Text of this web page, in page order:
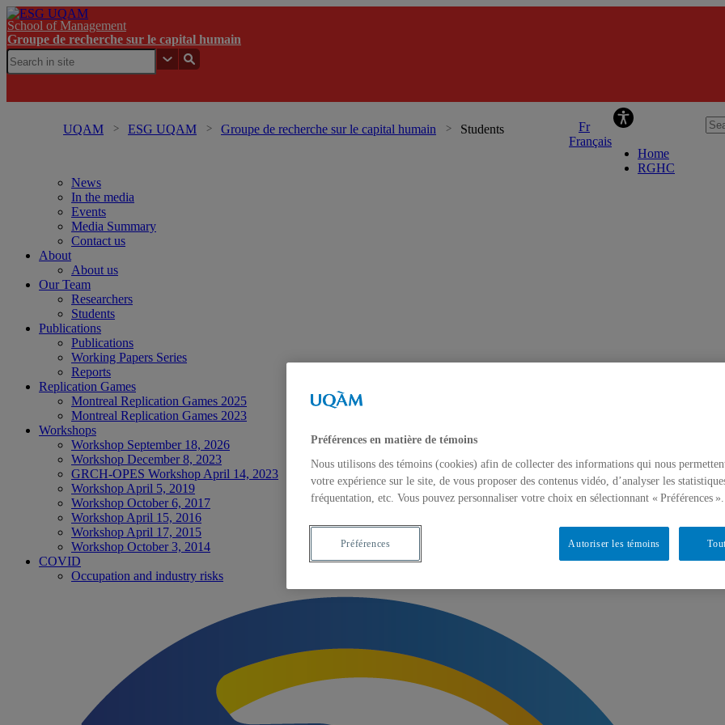
School of Management
Groupe de recherche sur le capital humain
UQAM ESG UQAM Groupe de recherche sur le capital humain Students
Français
Home
RGHC
News
In the media
Events
Media Summary
Contact us
About
About us
Our Team
Researchers
Students
Publications
Publications
Working Papers Series
Reports
Replication Games
Montreal Replication Games 2025
Montreal Replication Games 2023
Workshops
Workshop September 18, 2026
Workshop December 8, 2023
GRCH-OPES Workshop April 14, 2023
Workshop April 5, 2019
Workshop October 6, 2017
Workshop April 15, 2016
Workshop April 17, 2015
Workshop October 3, 2014
COVID
Occupation and industry risks
Préférences en matière de témoins
Nous utilisons des témoins (cookies) afin de collecter des informations qui nous
votre expérience sur le site, de vous proposer des contenus vidéo, d’analyser les
fréquentation, etc. Vous pouvez personnaliser votre choix en sélectionnant « Préférences ».
Autoriser les témoins
Préférences